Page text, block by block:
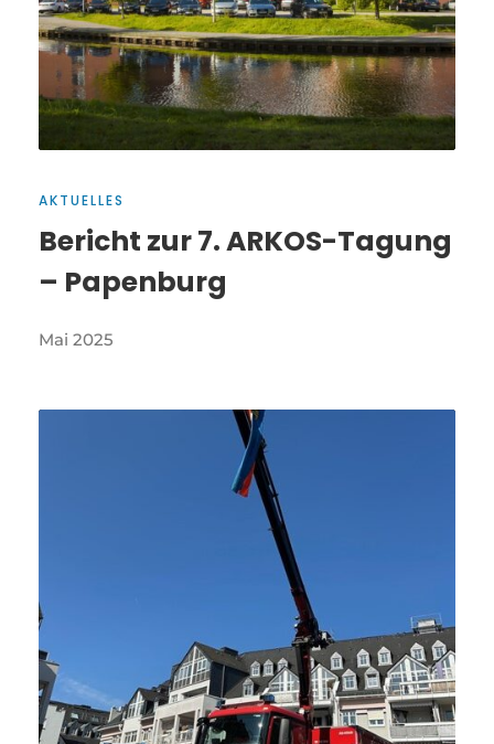
AKTUELLES
Bericht zur 7. ARKOS-Tagung
– Papenburg
Mai 2025